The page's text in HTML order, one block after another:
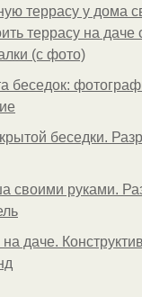
террасу у дома
террасу на даче
(с фото)
беседок:
беседки.
своими руками.
даче.